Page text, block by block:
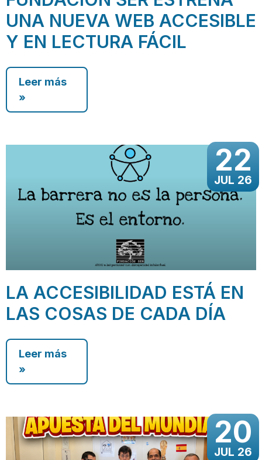
UNA NUEVA WEB ACCESIBLE
Y EN LECTURA FÁCIL
Leer más
»
22
JUL 26
LA ACCESIBILIDAD ESTÁ EN
LAS COSAS DE CADA DÍA
Leer más
»
20
JUL 26